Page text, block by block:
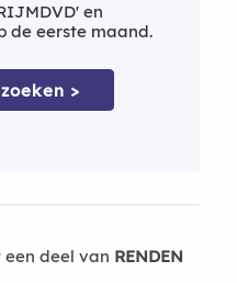
en
de eerste maand.
>
deel van RENDEN